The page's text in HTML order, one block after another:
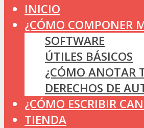
INICIO
¿CÓMO COMPONER
SOFTWARE
ÚTILES BÁSICOS
¿CÓMO ANOTAR
DERECHOS DE
¿CÓMO ESCRIBIR
TIENDA